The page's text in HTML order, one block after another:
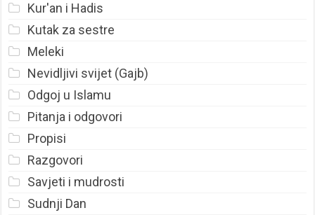
Kur'an i Hadis
Kutak za sestre
Meleki
Nevidljivi svijet (Gajb)
Odgoj u Islamu
Pitanja i odgovori
Propisi
Razgovori
Savjeti i mudrosti
Sudnji Dan